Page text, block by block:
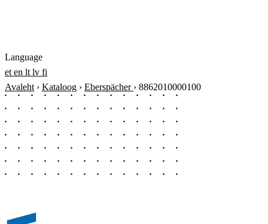
Language
et en lt lv fi
Avaleht › Kataloog › Eberspächer › 8862010000100